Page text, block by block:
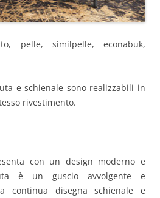
pelle, similpelle, econabuk,
e schienale sono realizzabili in
rivestimento.
con un design moderno e
è un guscio avvolgente e
continua disegna schienale e